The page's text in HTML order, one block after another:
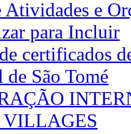
Atividades e
para Incluir
certificados
de São Tomé
VILLAGES